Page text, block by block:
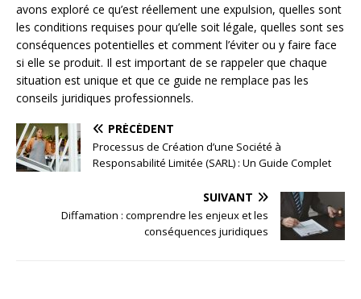
avons exploré ce qu’est réellement une expulsion, quelles sont
les conditions requises pour qu’elle soit légale, quelles sont ses
conséquences potentielles et comment l’éviter ou y faire face
si elle se produit. Il est important de se rappeler que chaque
situation est unique et que ce guide ne remplace pas les
conseils juridiques professionnels.
PRÉCÉDENT
Processus de Création d’une Société à
Responsabilité Limitée (SARL) : Un Guide Complet
SUIVANT
Diffamation : comprendre les enjeux et les
conséquences juridiques